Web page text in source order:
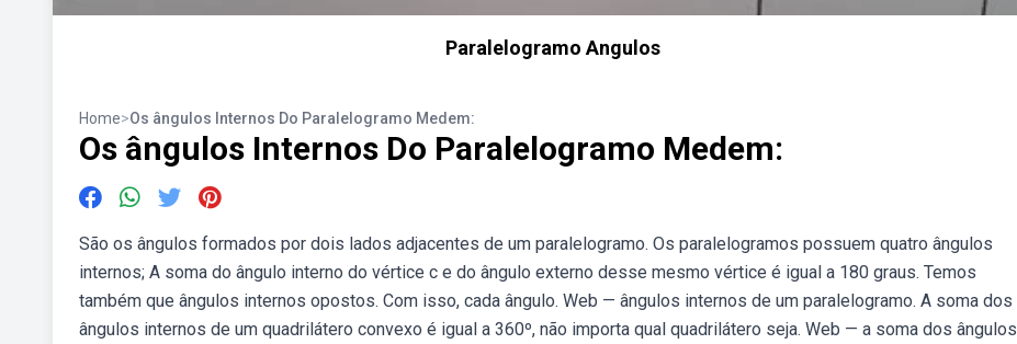
Paralelogramo Angulos
Home>Os ângulos Internos Do Paralelogramo Medem:
Os ângulos Internos Do Paralelogramo Medem:
São os ângulos formados por dois lados adjacentes de um paralelogramo. Os paralelogramos possuem quatro ângulos
internos; A soma do ângulo interno do vértice c e do ângulo externo desse mesmo vértice é igual a 180 graus. Temos
também que ângulos internos opostos. Com isso, cada ângulo. Web — ângulos internos de um paralelogramo. A soma dos
ângulos internos de um quadrilátero convexo é igual a 360º, não importa qual quadrilátero seja. Web — a soma dos ângulos